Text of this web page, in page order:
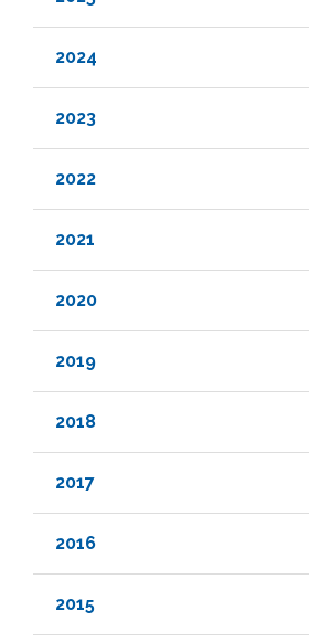
2024
2023
2022
2021
2020
2019
2018
2017
2016
2015